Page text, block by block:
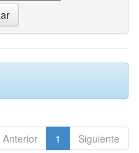
Anterior 1 Siguiente